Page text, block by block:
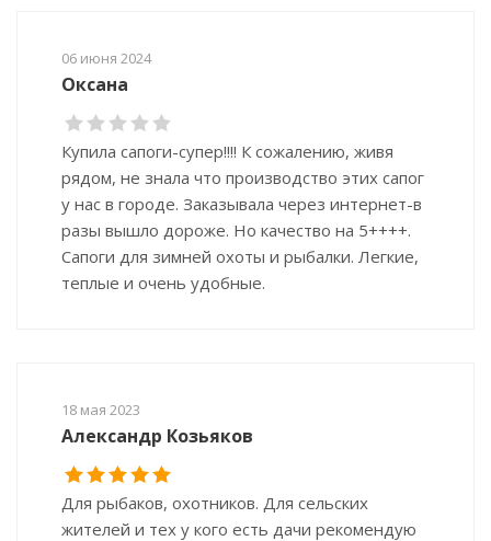
06 июня 2024
Оксана
Купила сапоги-супер!!!! К сожалению, живя
рядом, не знала что производство этих сапог
у нас в городе. Заказывала через интернет-в
разы вышло дороже. Но качество на 5++++.
Сапоги для зимней охоты и рыбалки. Легкие,
теплые и очень удобные.
18 мая 2023
Александр Козьяков
Для рыбаков, охотников. Для сельских
жителей и тех у кого есть дачи рекомендую